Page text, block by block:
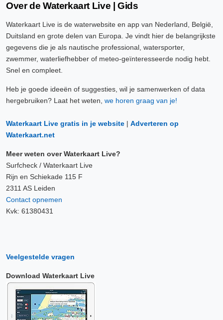
Over de Waterkaart Live | Gids
Waterkaart Live is de waterwebsite en app van Nederland, België,
Duitsland en grote delen van Europa. Je vindt hier de belangrijkste
gegevens die je als nautische professional, watersporter,
zwemmer, waterliefhebber of meteo-geïnteresseerde nodig hebt.
Snel en compleet.
Heb je goede ideeën of suggesties, wil je samenwerken of data
hergebruiken? Laat het weten, we horen graag van je!
Waterkaart Live gratis in je website | Adverteren op
Waterkaart.net
Meer weten over Waterkaart Live?
Surfcheck / Waterkaart Live
Rijn en Schiekade 115 F
2311 AS Leiden
Contact opnemen
Kvk: 61380431
Veelgestelde vragen
Download Waterkaart Live